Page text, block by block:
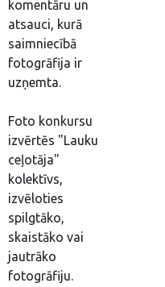
komentāru un
atsauci, kurā
saimniecībā
fotogrāfija ir
uzņemta.
Foto konkursu
izvērtēs "Lauku
ceļotāja"
kolektīvs,
izvēloties
spilgtāko,
skaistāko vai
jautrāko
fotogrāfiju.